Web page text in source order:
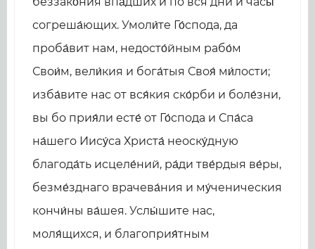
согреша́ющих. Умоли́те Го́спода, да
проба́вит нам, недосто́йным рабо́м
Свои́м, вели́кия и бога́тыя Своя́ ми́лости;
изба́вите нас от вся́кия ско́рби и боле́зни,
вы бо прия́ли есте́ от Го́спода и Спа́са
на́шего Иису́са Христа́ неоску́дную
благода́ть исцеле́ний, ра́ди тве́рдыя ве́ры,
безме́зднаго врачева́ния и му́ченическия
кончи́ны ва́шея. Услы́шите нас,
моля́щихся, и благоприя́тным